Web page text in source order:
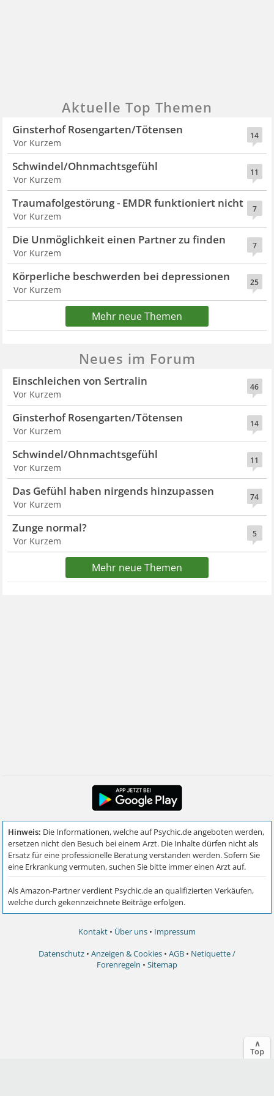
Aktuelle Top Themen
14
Ginsterhof Rosengarten/Tötensen
Vor Kurzem
11
Schwindel/Ohnmachtsgefühl
Vor Kurzem
7
Traumafolgestörung - EMDR funktioniert nicht
Vor Kurzem
7
Die Unmöglichkeit einen Partner zu finden
Vor Kurzem
25
Körperliche beschwerden bei depressionen
Vor Kurzem
Mehr neue Themen
Neues im Forum
46
Einschleichen von Sertralin
Vor Kurzem
14
Ginsterhof Rosengarten/Tötensen
Vor Kurzem
11
Schwindel/Ohnmachtsgefühl
Vor Kurzem
74
Das Gefühl haben nirgends hinzupassen
Vor Kurzem
5
Zunge normal?
Vor Kurzem
Mehr neue Themen
Kontakt • Über uns • Impressum
Datenschutz • Anzeigen & Cookies • AGB • Netiquette /
Forenregeln • Sitemap
∧
Top